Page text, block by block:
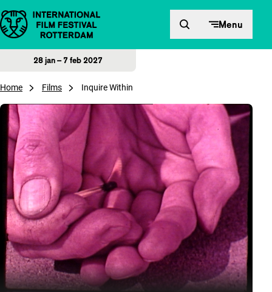
Direct naar inhoud Menu
28 jan – 7 feb 2027
Home Films Inquire Within